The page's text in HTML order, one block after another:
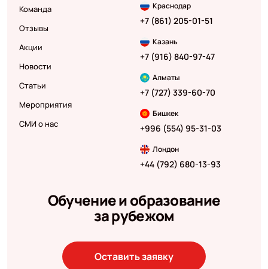
Команда
Отзывы
Акции
Новости
Статьи
Мероприятия
СМИ о нас
Краснодар
+7 (861) 205-01-51
Казань
+7 (916) 840-97-47
Алматы
+7 (727) 339-60-70
Бишкек
+996 (554) 95-31-03
Лондон
+44 (792) 680-13-93
Обучение и образование
за рубежом
Оставить заявку